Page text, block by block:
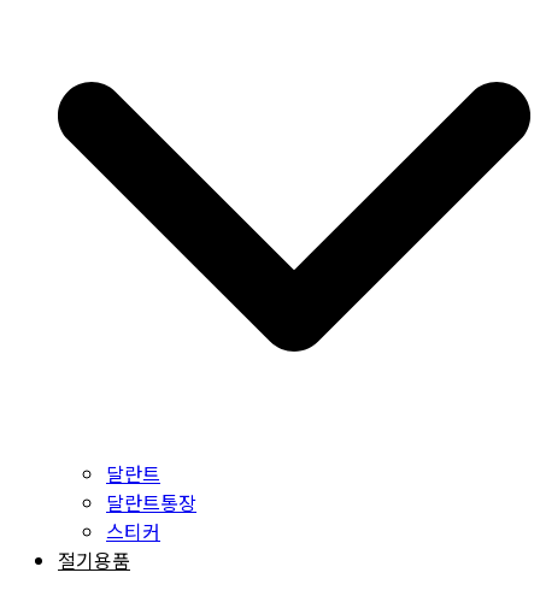
달란트
달란트통장
스티커
절기용품